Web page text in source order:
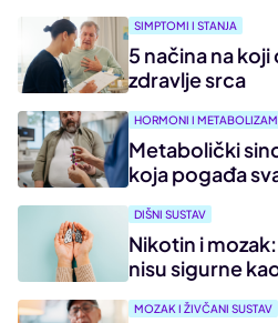
SIMPTOMI I STANJA
5 načina na
zdravlje srca
HORMONI I METABOLIZAM
Metabolički
koja pogađa
DIŠNI SUSTAV
Nikotin i
nisu sigurne
MOZAK I ŽIVČANI SUSTAV